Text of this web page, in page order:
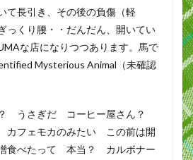
て長引き、その後の負傷（軽
っくり腰・・だんだん、開いてい
な店になりつつあります。馬で
Mysterious Animal（未確認
うさぎだ コーヒー屋さん？
カフェモカのみたい この前は開
食べたって 本当？ カルボナー